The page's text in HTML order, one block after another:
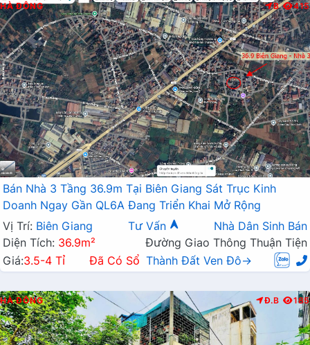
HÀ ĐÔNG B 415
Bán Nhà 3 Tầng 36.9m Tại Biên Giang Sát Trục Kinh
Doanh Ngay Gần QL6A Đang Triển Khai Mở Rộng
Vị Trí: Biên Giang Tư Vấn
Nhà Dân Sinh Bán
Diện Tích: 36.9m²
Đường Giao Thông Thuận Tiện
Giá:3.5-4 Tỉ Đã Có Sổ Thành Đất Ven Đô→
HÀ ĐÔNG Đ.B 185